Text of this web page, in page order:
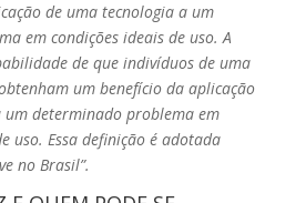
de uma tecnologia a um
em condições ideais de uso. A
de que indivíduos de uma
um benefício da aplicação
um determinado problema em
uso. Essa definição é adotada
no Brasil”.